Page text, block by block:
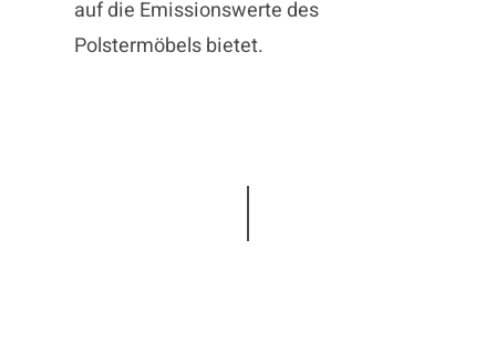
auf die Emissionswerte des
Polstermöbels bietet.